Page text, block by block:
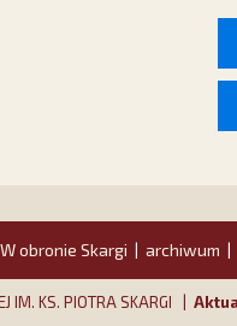
W obronie Skargi archiwum
IM. KS. PIOTRA SKARGI |